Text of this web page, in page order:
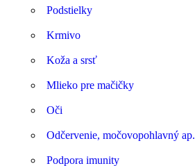
Podstielky
Krmivo
Koža a srsť
Mlieko pre mačičky
Oči
Odčervenie, močovopohlavný ap.
Podpora imunity